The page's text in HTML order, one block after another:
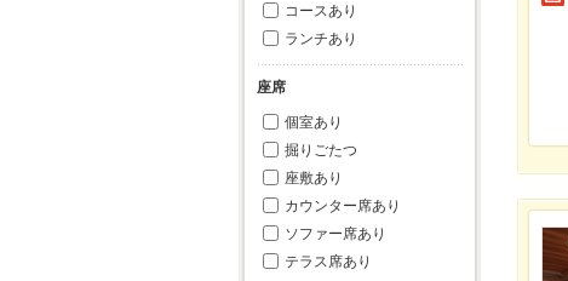
コースあり
ランチあり
座席
個室あり
掘りごたつ
座敷あり
カウンター席あり
ソファー席あり
テラス席あり